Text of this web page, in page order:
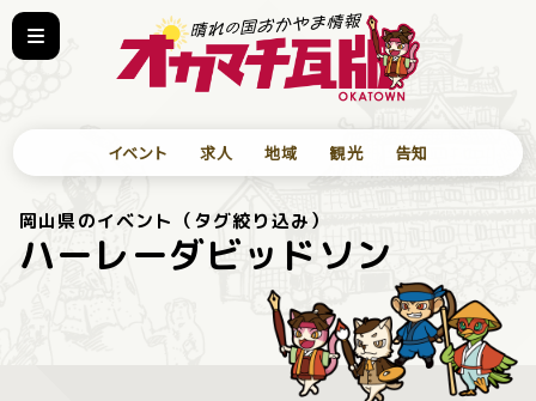
イベント 求人 地域 観光 告知
岡山県のイベント（タグ絞り込み）
ハーレーダビッドソン